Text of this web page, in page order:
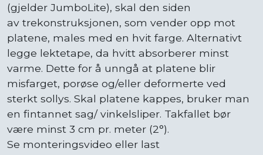
(gjelder JumboLite), skal den siden
av trekonstruksjonen, som vender opp mot
platene, males med en hvit farge. Alternativt
legge lektetape, da hvitt absorberer minst
varme. Dette for å unngå at platene blir
misfarget, porøse og/eller deformerte ved
sterkt sollys. Skal platene kappes, bruker man
en fintannet sag/ vinkelsliper. Takfallet bør
være minst 3 cm pr. meter (2°).
Se monteringsvideo eller last